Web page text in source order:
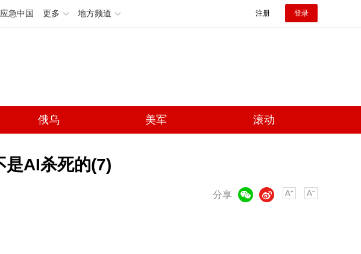
应急中国 更多 地方频道 注册 登录
俄乌 美军 滚动
是AI杀死的(7)
分享
微博